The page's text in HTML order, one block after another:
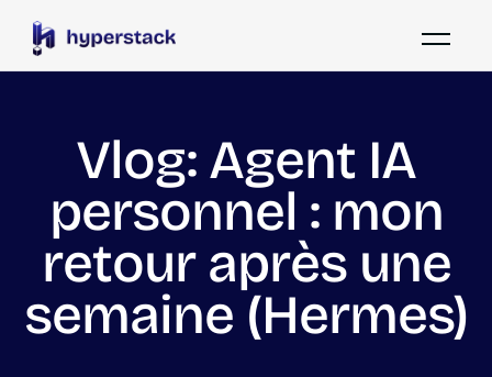
Vlog: Agent IA
personnel : mon
retour après une
semaine (Hermes)